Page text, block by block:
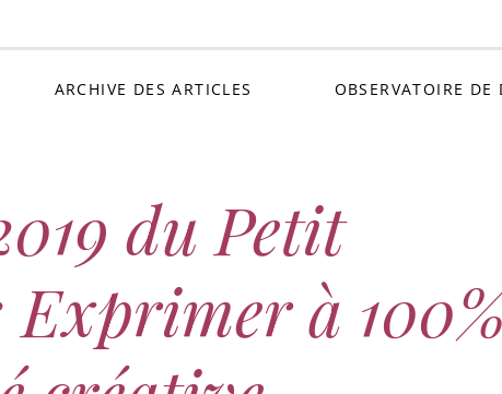
ARCHIVE DES ARTICLES OBSERVATOIRE DE
du Petit
Exprimer à